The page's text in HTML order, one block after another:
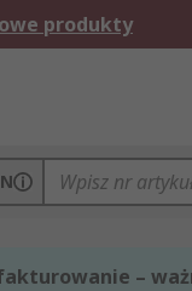
produkty
–